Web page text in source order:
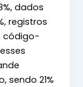
dados
registros
código-
sendo 21%